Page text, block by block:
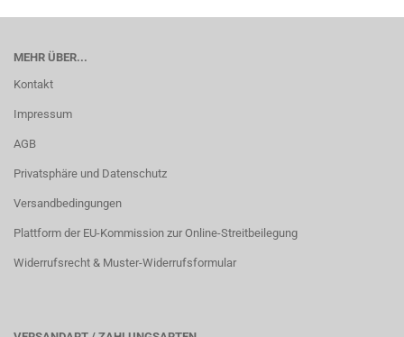
MEHR ÜBER...
Kontakt
Impressum
AGB
Privatsphäre und Datenschutz
Versandbedingungen
Plattform der EU-Kommission zur Online-Streitbeilegung
Widerrufsrecht & Muster-Widerrufsformular